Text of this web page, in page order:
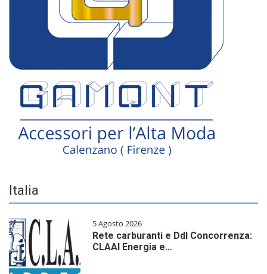
Italia
5 Agosto 2026
Rete carburanti e Ddl Concorrenza:
CLAAI Energia e…